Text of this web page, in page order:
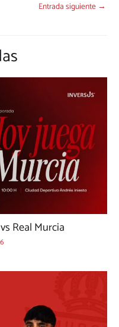
Entrada siguiente →
Real Murcia